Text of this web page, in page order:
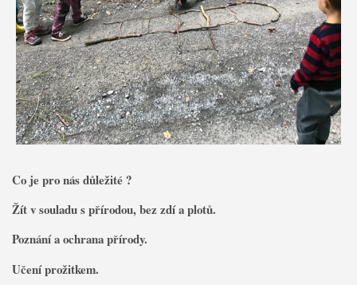
Co je pro nás důležité ?
Žít v souladu s přírodou, bez zdí a plotů.
Poznání a ochrana přírody.
Učení prožitkem.